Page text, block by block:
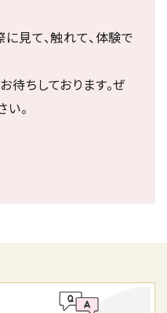
見て、触れて、体験で
待ちしております。ぜ
。